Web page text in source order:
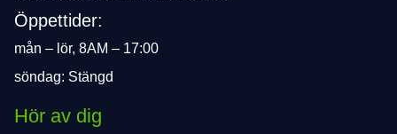
Öppettider:
mån – lör, 8AM – 17:00
söndag: Stängd
Hör av dig